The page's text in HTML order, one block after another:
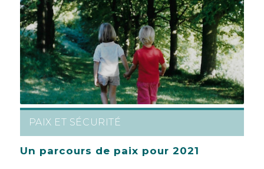
PAIX ET SÉCURITÉ
Un parcours de paix pour 2021